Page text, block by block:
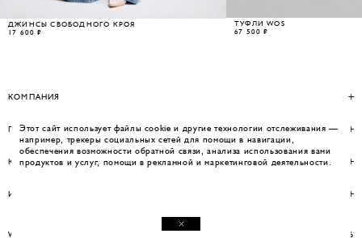
ДЖИНСЫ СВОБОДНОГО КРОЯ
17 600 ₽
ТУФЛИ WOS
67 500 ₽
КОМПАНИЯ
ПОМОЩЬ
КОНТАКТЫ
ИНФОРМАЦИЯ
WEBSITE BY UMWELT © WOS 2026
Этот сайт использует файлы cookie и другие технологии отслеживания —
например, трекеры социальных сетей для помощи в навигации,
обеспечения возможности обратной связи, анализа использования вами
продуктов и услуг, помощи в рекламной и маркетинговой деятельности.